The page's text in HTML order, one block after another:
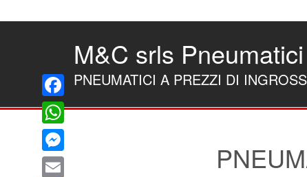
to
M&C srls Pneumatici
PNEUMATICI A PREZZI DI
Facebook
WhatsApp
Messenger